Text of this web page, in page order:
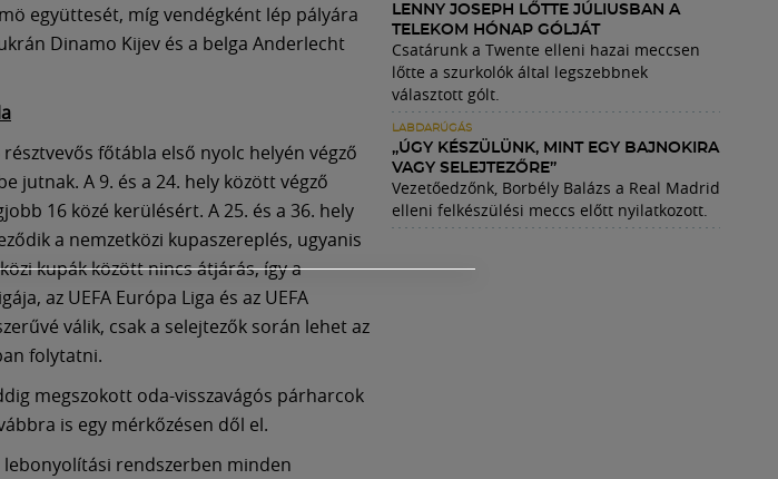
együttesét, míg vendégként lép pályára
Dinamo Kijev és a belga Anderlecht
főtábla első nyolc helyén végző
jutnak. A 9. és a 24. hely között végző
16 közé kerülésért. A 25. és a 36. hely
a nemzetközi kupaszereplés, ugyanis
kupák között nincs átjárás, így a
az UEFA Európa Liga és az UEFA
válik, csak a selejtezők során lehet az
folytatni.
megszokott oda-visszavágós párharcok
is egy mérkőzésen dől el.
rendszerben minden
LENNY JOSEPH LŐTTE JÚLIUSBAN A
TELEKOM HÓNAP GÓLJÁT
Csatárunk a Twente elleni hazai meccsen
lőtte a szurkolók által legszebbnek
választott gólt.
LABDARÚGÁS
„ÚGY KÉSZÜLÜNK, MINT EGY BAJNOKIRA
VAGY SELEJTEZŐRE”
Vezetőedzőnk, Borbély Balázs a Real Madrid
elleni felkészülési meccs előtt nyilatkozott.